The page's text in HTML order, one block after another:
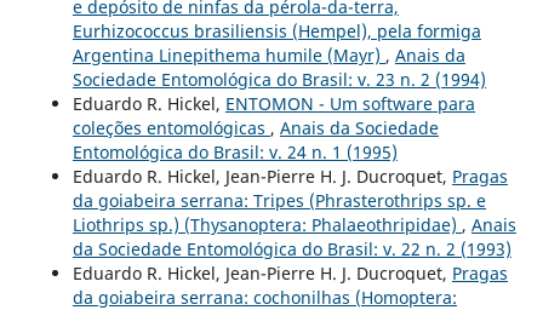
e depósito de ninfas da pérola-da-terra,
Eurhizococcus brasiliensis (Hempel), pela formiga
Argentina Linepithema humile (Mayr) , Anais da
Sociedade Entomológica do Brasil: v. 23 n. 2 (1994)
Eduardo R. Hickel, ENTOMON - Um software para
coleções entomológicas , Anais da Sociedade
Entomológica do Brasil: v. 24 n. 1 (1995)
Eduardo R. Hickel, Jean-Pierre H. J. Ducroquet, Pragas
da goiabeira serrana: Tripes (Phrasterothrips sp. e
Liothrips sp.) (Thysanoptera: Phalaeothripidae) , Anais
da Sociedade Entomológica do Brasil: v. 22 n. 2 (1993)
Eduardo R. Hickel, Jean-Pierre H. J. Ducroquet, Pragas
da goiabeira serrana: cochonilhas (Homoptera: